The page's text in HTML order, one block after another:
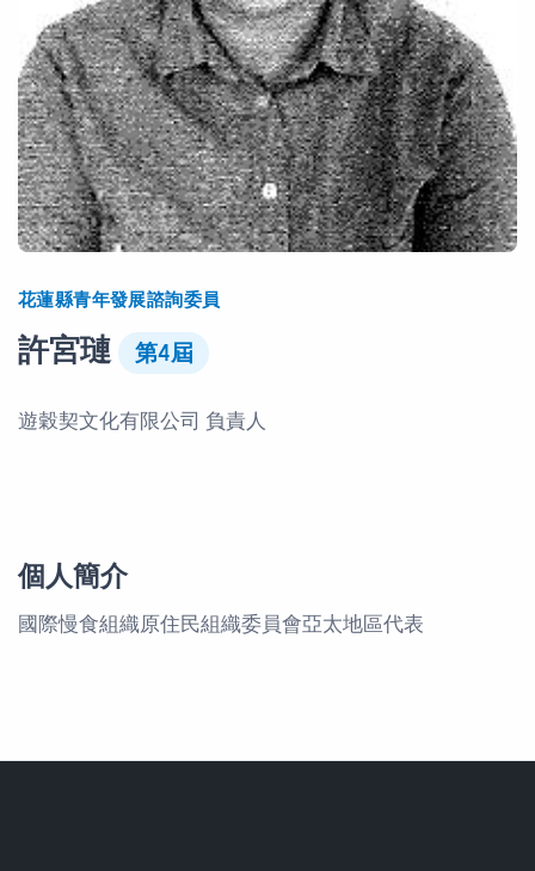
花蓮縣青年發展諮詢委員
許宮璉 第4屆
遊穀契文化有限公司 負責人
個人簡介
國際慢食組織原住民組織委員會亞太地區代表